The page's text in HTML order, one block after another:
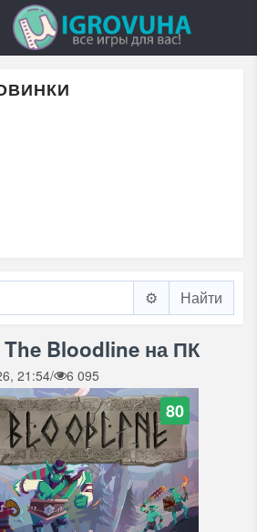
⚙️
The Bloodline на ПК
21:54/ 6 095
80